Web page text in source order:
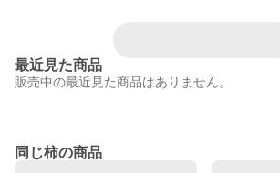
最近見た商品
販売中の最近見た商品はありません。
同じ柿の商品